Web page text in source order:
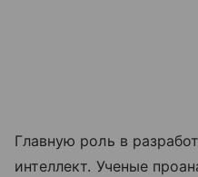
Главную роль в
интеллект. Ученые